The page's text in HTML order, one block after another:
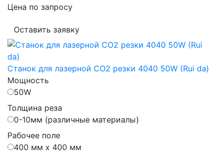
Цена по запросу
Оставить заявку
Станок для лазерной CO2 резки 4040 50W (Rui da)
Мощность
50W
Толщина реза
0-10мм (различные материалы)
Рабочее поле
400 мм х 400 мм